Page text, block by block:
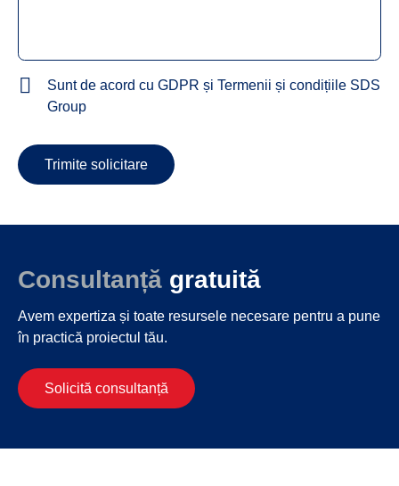
Sunt de acord cu GDPR și Termenii și condițiile SDS
Group
Trimite solicitare
Consultanță gratuită
Avem expertiza și toate resursele necesare pentru a pune
în practică proiectul tău.
Solicită consultanță